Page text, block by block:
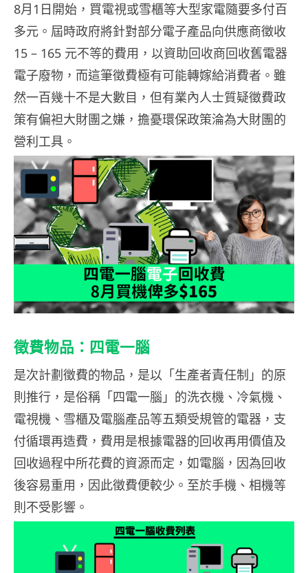
8月1日開始，買電視或雪櫃等大型家電隨要多付百
多元。屆時政府將針對部分電子產品向供應商徵收
15 – 165 元不等的費用，以資助回收商回收舊電器
電子廢物，而這筆徵費極有可能轉嫁給消費者。雖
然一百幾十不是大數目，但有業內人士質疑徵費政
策有偏袒大財團之嫌，擔憂環保政策淪為大財團的
營利工具。
徵費物品：四電一腦
是次計劃徵費的物品，是以「生產者責任制」的原
則推行，是俗稱「四電一腦」的洗衣機、冷氣機、
電視機、雪櫃及電腦產品等五類受規管的電器，支
付循環再造費，費用是根據電器的回收再用價值及
回收過程中所花費的資源而定，如電腦，因為回收
後容易重用，因此徵費便較少。至於手機、相機等
則不受影響。